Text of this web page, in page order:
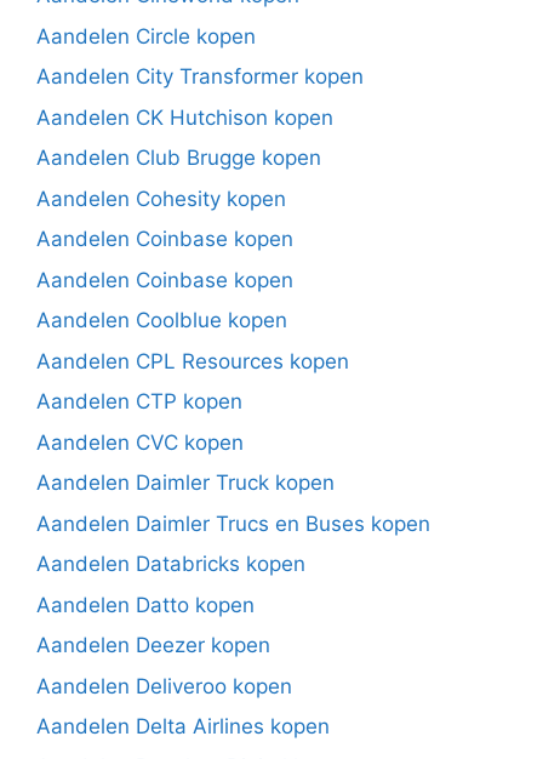
Aandelen Circle kopen
Aandelen City Transformer kopen
Aandelen CK Hutchison kopen
Aandelen Club Brugge kopen
Aandelen Cohesity kopen
Aandelen Coinbase kopen
Aandelen Coinbase kopen
Aandelen Coolblue kopen
Aandelen CPL Resources kopen
Aandelen CTP kopen
Aandelen CVC kopen
Aandelen Daimler Truck kopen
Aandelen Daimler Trucs en Buses kopen
Aandelen Databricks kopen
Aandelen Datto kopen
Aandelen Deezer kopen
Aandelen Deliveroo kopen
Aandelen Delta Airlines kopen